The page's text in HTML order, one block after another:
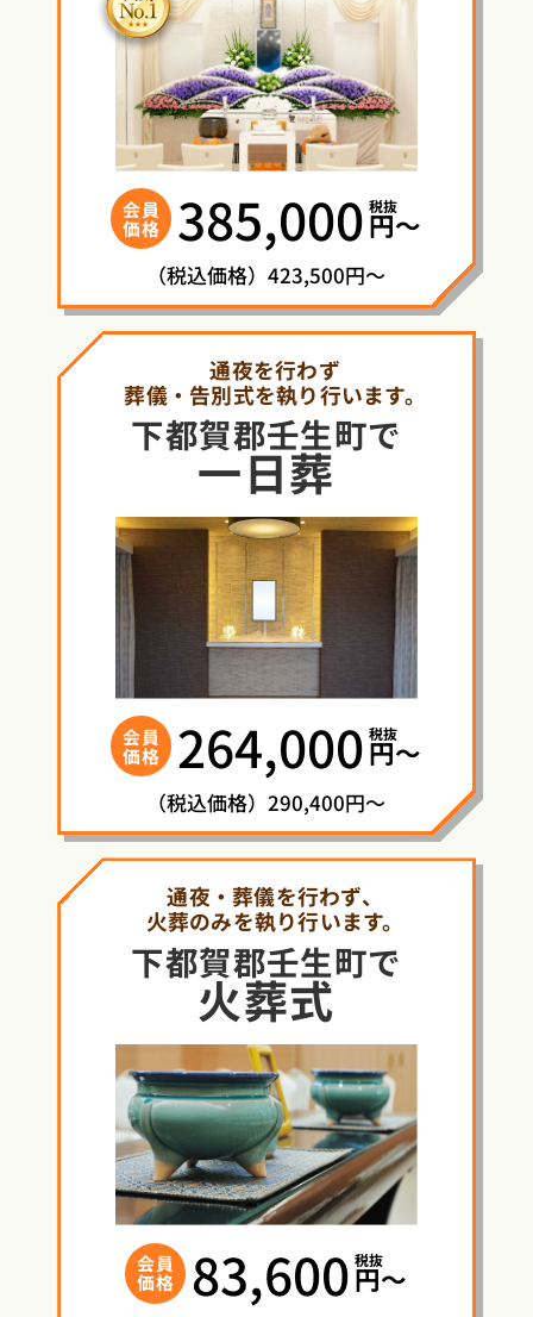
会員
価格 385,000 税抜
円〜
（税込価格）423,500円～
通夜を行わず
葬儀・告別式を執り行います。
下都賀郡壬生町で
一日葬
会員
価格 264,000 税抜
円〜
（税込価格）290,400円～
通夜・葬儀を行わず、
火葬のみを執り行います。
下都賀郡壬生町で
火葬式
会員
価格 83,600 税抜
円〜